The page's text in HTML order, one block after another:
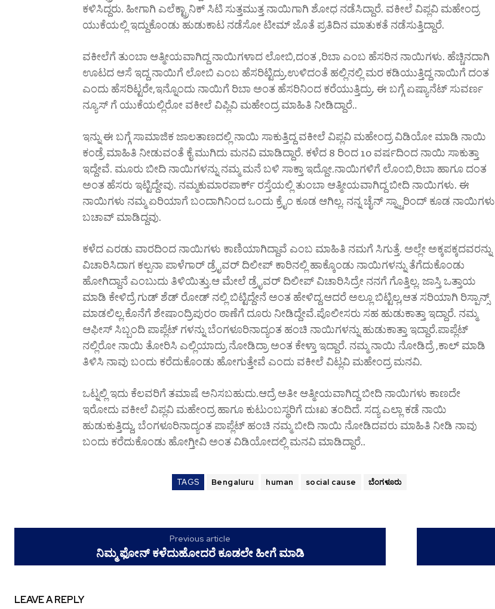
ಕಳಿಸಿದ್ದರು. ಹೀಗಾಗಿ ಎಲೆಕ್ಟ್ರಾನಿಕ್ ಸಿಟಿ ಸುತ್ತಮುತ್ತ ನಾಯಿಗಾಗಿ ಶೋಧ ನಡೆಸಿದ್ದಾರೆ. ವಕೀಲೆ ವಿಪ್ಲವಿ ಮಹೇಂದ್ರ
ಯುಕೆಯಲ್ಲಿ ಇದ್ದುಕೊಂಡು ಹುಡುಕಾಟ ನಡೆಸೋ ಟೀಮ್ ಜೊತೆ ಪ್ರತಿದಿನ ಮಾತುಕತೆ ನಡೆಸುತ್ತಿದ್ದಾರೆ.
ವಕೀಲೆಗೆ ತುಂಬಾ ಆತ್ಮೀಯವಾಗಿದ್ದ ನಾಯಿಗಳಾದ ಲೋಬಿ,ದಂತ ,ರಿಬಾ ಎಂಬ ಹೆಸರಿನ ನಾಯಿಗಳು. ಹೆಚ್ಚಿನದಾಗಿ
ಊಟದ ಆಸೆ ಇದ್ದ ನಾಯಿಗೆ ಲೋಬಿ ಎಂಬ ಹೆಸರಿಟ್ಟಿದ್ರು.ಉಳಿದಂತೆ ಹಲ್ಲಿನಲ್ಲಿ ಮರ ಕಡಿಯುತ್ತಿದ್ದ ನಾಯಿಗೆ ದಂತ
ಎಂದು ಹೆಸರಿಟ್ಟರೇ,ಇನ್ನೊಂದು ನಾಯಿಗೆ ರಿಬಾ ಅಂತ ಹೆಸರಿನಿಂದ ಕರೆಯುತ್ತಿದ್ರು. ಈ ಬಗ್ಗೆ ಏಷ್ಯಾನೆಟ್ ಸುವರ್ಣ
ನ್ಯೂಸ್ ಗೆ ಯುಕೆಯಲ್ಲಿರೋ ವಕೀಲೆ ವಿಪ್ಲಿವಿ ಮಹೇಂದ್ರ ಮಾಹಿತಿ ನೀಡಿದ್ದಾರೆ..
ಇನ್ನು ಈ ಬಗ್ಗೆ ಸಾಮಾಜಿಕ ಜಾಲತಾಣದಲ್ಲಿ ನಾಯಿ ಸಾಕುತ್ತಿದ್ದ ವಕೀಲೆ ವಿಪ್ಲವಿ ಮಹೇಂದ್ರ ವಿಡಿಯೋ ಮಾಡಿ ನಾಯಿ
ಕಂಡ್ರೆ ಮಾಹಿತಿ ನೀಡುವಂತೆ ಕೈ ಮುಗಿದು ಮನವಿ ಮಾಡಿದ್ದಾರೆ. ಕಳೆದ 8 ರಿಂದ 10 ವರ್ಷದಿಂದ ನಾಯಿ ಸಾಕುತ್ತಾ
ಇದ್ದೇವೆ. ಮೂರು ಬೀದಿ ನಾಯಿಗಳನ್ನು ನಮ್ಮ ಮನೆ ಬಳಿ ಸಾಕ್ತಾ ಇದ್ದೋ.ನಾಯಿಗಳಿಗೆ ಲೊಂಬಿ,ರಿಬಾ ಹಾಗೂ ದಂತ
ಅಂತ ಹೆಸರು ಇಟ್ಟಿದ್ದೇವು. ನಮ್ಮ‌ಕುಮಾರಪಾರ್ಕ್ ರಸ್ತೆಯಲ್ಲಿ ತುಂಬಾ ಆತ್ಮೀಯವಾಗಿದ್ದ ಬೀದಿ ನಾಯಿಗಳು. ಈ
ನಾಯಿಗಳು ನಮ್ಮ ಏರಿಯಾಗೆ ಬಂದಾಗಿನಿಂದ ಒಂದು ಕ್ರೈಂ ಕೂಡ ಆಗಿಲ್ಲ. ನನ್ನ ಚೈನ್ ಸ್ನ್ಚಾರಿಂದ್ ಕೂಡ ನಾಯಿಗಳು
ಬಚಾವ್ ಮಾಡಿದ್ದವು.
ಕಳೆದ ಎರಡು ವಾರದಿಂದ ನಾಯಿಗಳು ಕಾಣಿಯಾಗಿದ್ದಾವೆ ಎಂಬ ಮಾಹಿತಿ ನಮಗೆ ಸಿಗುತ್ತೆ. ಅಲ್ಲೇ ಅಕ್ಕಪಕ್ಕದವರನ್ನು
ವಿಚಾರಿಸಿದಾಗ ಕಲ್ಪನಾ ಪಾಳೆಗಾರ್ ಡ್ರೈವರ್ ದಿಲೀಪ್ ಕಾರಿನಲ್ಲಿ ಹಾಕ್ಕೊಂಡು ನಾಯಿಗಳನ್ನು ತೆಗೆದುಕೊಂಡು
ಹೋಗಿದ್ದಾನೆ ಎಂಬುದು ತಿಳಿಯಿತ್ತು.ಆ ಮೇಲೆ ಡ್ರೈವರ್ ದಿಲೀಪ್ ವಿಚಾರಿಸಿದ್ರೇ ನನಗೆ ಗೊತ್ತಿಲ್ಲ. ಜಾಸ್ತಿ ಒತ್ತಾಯ
ಮಾಡಿ ಕೇಳಿದ್ರೆ ಗುಡ್ ಶೆಡ್ ರೋಡ್ ನಲ್ಲಿ ಬಿಟ್ಟಿದ್ದೇನೆ ಅಂತ ಹೇಳಿದ್ದ.ಆದರೆ ಅಲ್ಲೂ ಬಿಟ್ಟಿಲ್ಲ,ಆತ ಸರಿಯಾಗಿ ರಿಸ್ಪಾನ್ಸ್
ಮಾಡಲಿಲ್ಲ.ಕೊನೆಗೆ ಶೇಷಾಂದ್ರಿಪುರಂ ಠಾಣೆಗೆ ದೂರು ನೀಡಿದ್ದೇವೆ.ಪೊಲೀಸರು ಸಹ ಹುಡುಕಾತ್ತಾ ಇದ್ದಾರೆ. ನಮ್ಮ
ಆಫೀಸ್ ಸಿಬ್ಬಂದಿ ಪಾಪ್ಲೆಟ್ ಗಳನ್ನು ಬೆಂಗಳೂರಿನಾದ್ಯಂತ ಹಂಚಿ ನಾಯಿಗಳನ್ನು ಹುಡುಕಾತ್ತಾ ಇದ್ದಾರೆ.ಪಾಪ್ಲೆಟ್
ನಲ್ಲಿರೋ ನಾಯಿ ತೋರಿಸಿ ಎಲ್ಲಿಯಾದ್ರು ನೋಡಿದ್ರಾ ಅಂತ ಕೇಳ್ತಾ ಇದ್ದಾರೆ. ನಮ್ಮ ನಾಯಿ ನೋಡಿದ್ರೆ ,ಕಾಲ್ ಮಾಡಿ
ತಿಳಿಸಿ ನಾವು ಬಂದು ಕರೆದುಕೊಂಡು ಹೋಗುತ್ತೇವೆ ಎಂದು ವಕೀಲೆ ವಿಟ್ಲವಿ ಮಹೇಂದ್ರ ಮನವಿ.
ಒಟ್ನಲ್ಲಿ ಇದು ಕೆಲವರಿಗೆ ತಮಾಷೆ ಅನಿಸಬಹುದು.ಆದ್ರೆ ಅತೀ ಆತ್ಮೀಯವಾಗಿದ್ದ ಬೀದಿ ನಾಯಿಗಳು ಕಾಣದೇ
ಇರೋದು ವಕೀಲೆ ವಿಪ್ಲವಿ ಮಹೇಂದ್ರ ಹಾಗೂ ಕುಟುಂಬಸ್ಥರಿಗೆ ದುಃಖ ತಂದಿದೆ‌. ಸದ್ಯ ಎಲ್ಲಾ ಕಡೆ ನಾಯಿ
ಹುಡುಕುತ್ತಿದ್ದು, ಬೆಂಗಳೂರಿನಾದ್ಯಂತ ಪಾಪ್ಲೆಟ್ ಹಂಚಿ ನಮ್ಮ ಬೀದಿ ನಾಯಿ ನೋಡಿದವರು ಮಾಹಿತಿ ನೀಡಿ ನಾವು
ಬಂದು ಕರೆದುಕೊಂಡು ಹೋಗ್ತೀವಿ ಅಂತ ವಿಡಿಯೋದಲ್ಲಿ ಮನವಿ ಮಾಡಿದ್ದಾರೆ..
TAGS Bengaluru human social cause ಬೆಂಗಳೂರು
Previous article
ನಿಮ್ಮ ಫೋನ್‌ ಕಳೆದುಹೋದರೆ ಕೂಡಲೇ ಹೀಗೆ ಮಾಡಿ
LEAVE A REPLY